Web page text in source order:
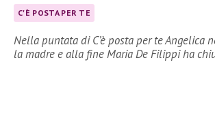
C'È POSTA PER TE
Nella puntata di C’è posta per te Angelica
la madre e alla fine Maria De Filippi ha